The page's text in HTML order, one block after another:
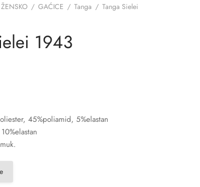
ŽENSKO / GAĆICE / Tanga / Tanga Sielei
1943
45%poliamid, 5%elastan